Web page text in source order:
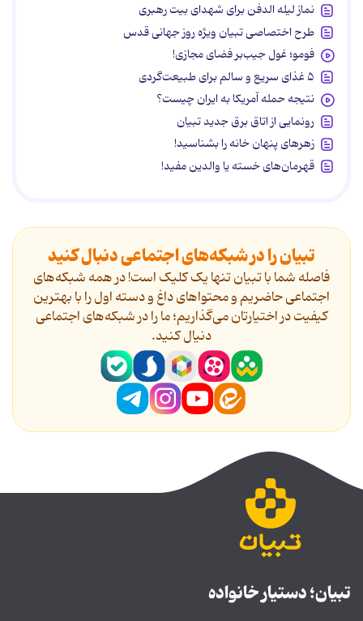
نماز لیله الدفن برای شهدای بیت رهبری
طرح اختصاصی تبیان ویژه روز جهانی قدس
فومو؛ غول جیب‌بر فضای مجازی!
۵ غذای سریع و سالم برای طبیعت‌گردی
نتیجه حمله آمریکا به ایران چیست؟
رونمایی از اتاق برق جدید تبیان
زهرهای پنهان خانه را بشناسید!
قهرمان‌های خسته یا والدین مفید!
تبیان را در شبکه‌های اجتماعی دنبال کنید
فاصله شما با تبیان تنها یک کلیک است! در همه شبکه‌های
اجتماعی حاضریم و محتواهای داغ و دسته اول را با بهترین
کیفیت در اختیارتان می‌گذاریم؛ ما را در شبکه‌های اجتماعی
دنیال کنید.
تبیان؛ دستیار خانواده